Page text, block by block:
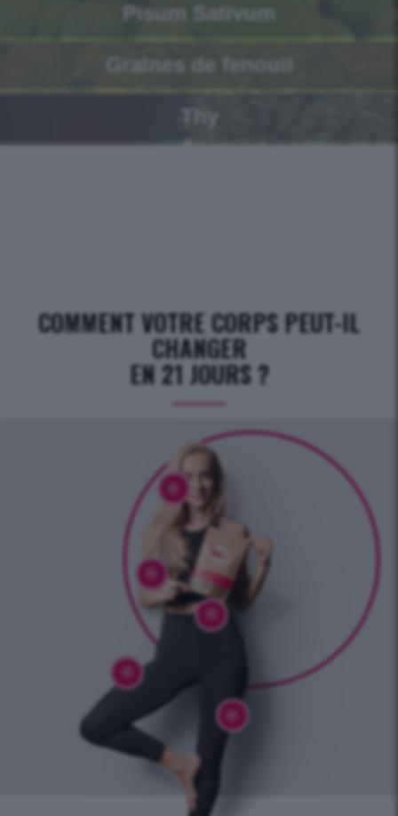
Pisum Sativum
Graines de fenouil
Thy
COMMENT VOTRE CORPS PEUT-IL
CHANGER
EN 21 JOURS ?